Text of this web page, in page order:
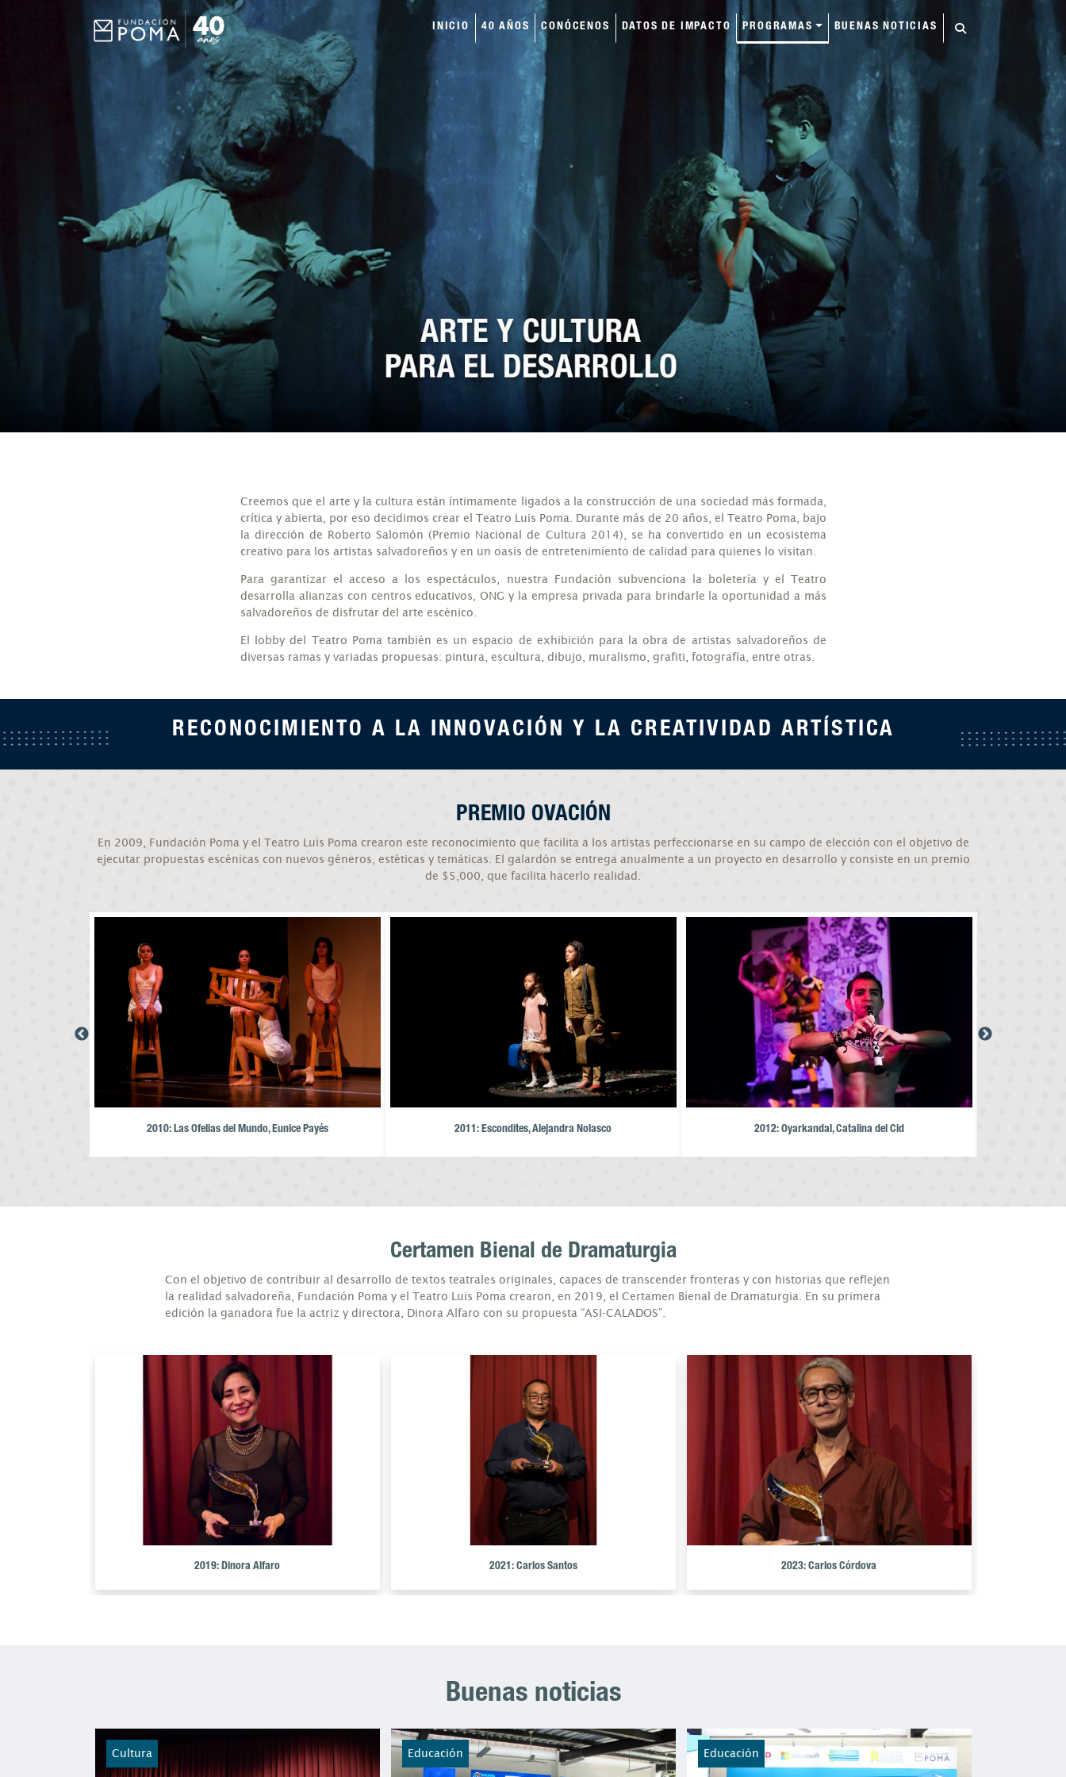
INICIO 40 AÑOS CONÓCENOS DATOS DE IMPACTO PROGRAMAS BUENAS NOTICIAS
Creemos que el arte y la cultura están íntimamente ligados a la construcción de una sociedad más formada,
crítica y abierta, por eso decidimos crear el Teatro Luis Poma. Durante más de 20 años, el Teatro Poma, bajo
la dirección de Roberto Salomón (Premio Nacional de Cultura 2014), se ha convertido en un ecosistema
creativo para los artistas salvadoreños y en un oasis de entretenimiento de calidad para quienes lo visitan.
Para garantizar el acceso a los espectáculos, nuestra Fundación subvenciona la boletería y el Teatro
desarrolla alianzas con centros educativos, ONG y la empresa privada para brindarle la oportunidad a más
salvadoreños de disfrutar del arte escénico.
El lobby del Teatro Poma también es un espacio de exhibición para la obra de artistas salvadoreños de
diversas ramas y variadas propuesas: pintura, escultura, dibujo, muralismo, grafiti, fotografía, entre otras.
RECONOCIMIENTO A LA INNOVACIÓN Y LA CREATIVIDAD ARTÍSTICA
PREMIO OVACIÓN
En 2009, Fundación Poma y el Teatro Luis Poma crearon este reconocimiento que facilita a los artistas perfeccionarse en su campo de elección con el objetivo de
ejecutar propuestas escénicas con nuevos géneros, estéticas y temáticas. El galardón se entrega anualmente a un proyecto en desarrollo y consiste en un premio
de $5,000, que facilita hacerlo realidad.
2010: Las Ofelias del Mundo, Eunice Payés 2011: Escondites, Alejandra Nolasco 2012: Oyarkandal, Catalina del Cid
Certamen Bienal de Dramaturgia
Con el objetivo de contribuir al desarrollo de textos teatrales originales, capaces de transcender fronteras y con historias que reflejen
la realidad salvadoreña, Fundación Poma y el Teatro Luis Poma crearon, en 2019, el Certamen Bienal de Dramaturgia. En su primera
edición la ganadora fue la actriz y directora, Dinora Alfaro con su propuesta “ASI-CALADOS”.
2019: Dinora Alfaro 2021: Carlos Santos 2023: Carlos Córdova
Buenas noticias
Cultura Educación Educación